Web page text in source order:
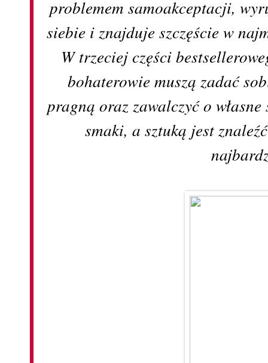
problemem samoakceptacji,
siebie i znajduje szczęście w
W trzeciej części
bohaterowie muszą zadać
pragną oraz zawalczyć o
smaki, a sztuką jest